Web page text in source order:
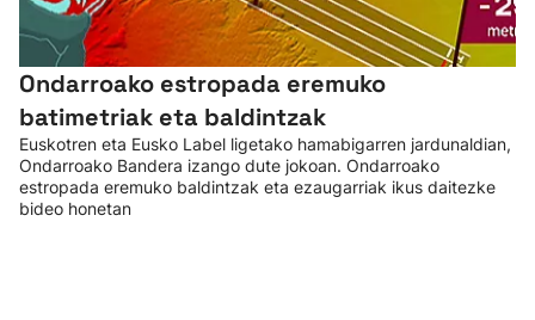
Ondarroako estropada eremuko
batimetriak eta baldintzak
Euskotren eta Eusko Label ligetako hamabigarren jardunaldian,
Ondarroako Bandera izango dute jokoan. Ondarroako
estropada eremuko baldintzak eta ezaugarriak ikus daitezke
bideo honetan